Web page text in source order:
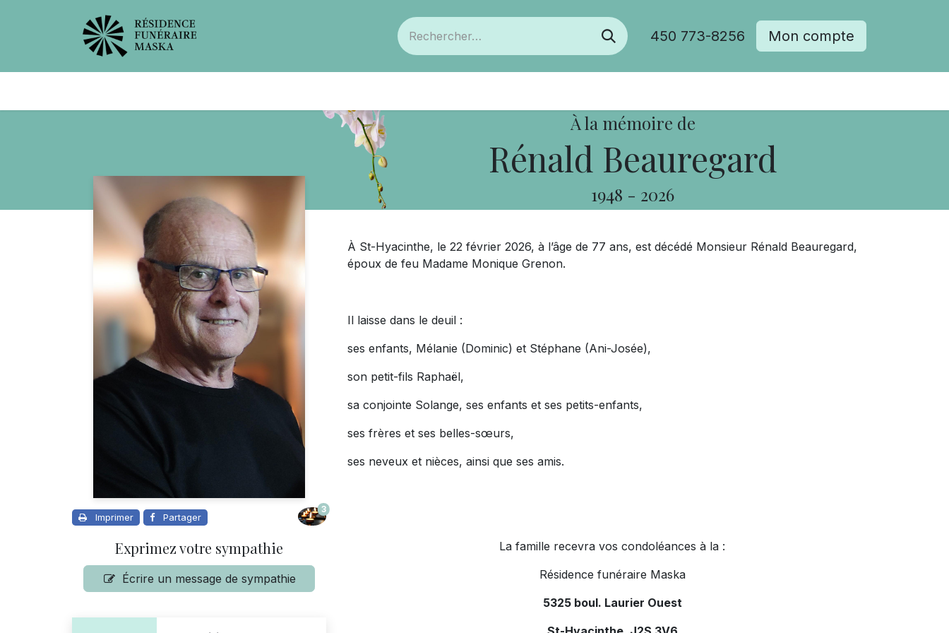
450 773-8256 Mon compte
À la mémoire de
Rénald Beauregard
1948 - 2026
Imprimer Partager
3
Exprimez votre sympathie
Écrire un message de sympathie
À St-Hyacinthe, le 22 février 2026, à l’âge de 77 ans, est décédé Monsieur Rénald Beauregard,
époux de feu Madame Monique Grenon.
Il laisse dans le deuil :
ses enfants, Mélanie (Dominic) et Stéphane (Ani-Josée),
son petit-fils Raphaël,
sa conjointe Solange, ses enfants et ses petits-enfants,
ses frères et ses belles-sœurs,
ses neveux et nièces, ainsi que ses amis.
La famille recevra vos condoléances à la :
Résidence funéraire Maska
5325 boul. Laurier Ouest